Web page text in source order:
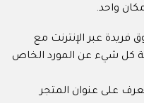
واحد.
عبر الإنترنت مع
كل شيء عن المورد الخاص
على عنوان المتجر